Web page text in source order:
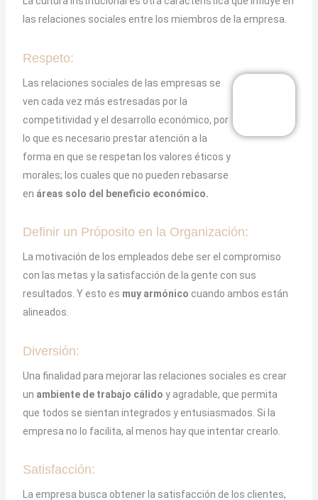
las relaciones sociales entre los miembros de la empresa.
Respeto:
Las relaciones sociales de las empresas se
ven cada vez más estresadas por la
competitividad y el desarrollo económico, por
lo que es necesario prestar atención a la
forma en que se respetan los valores éticos y
morales; los cuales que no pueden rebasarse
en áreas solo del beneficio económico.
Definir un Próposito en la Organización:
La motivación de los empleados debe ser el compromiso
con las metas y la satisfacción de la gente con sus
resultados. Y esto es muy armónico cuando ambos están
alineados.
Diversión:
Una finalidad para mejorar las relaciones sociales es crear
un ambiente de trabajo cálido y agradable, que permita
que todos se sientan integrados y entusiasmados. Si la
empresa no lo facilita, al menos hay que intentar crearlo.
Satisfacción:
La empresa busca obtener la satisfacción de los clientes,